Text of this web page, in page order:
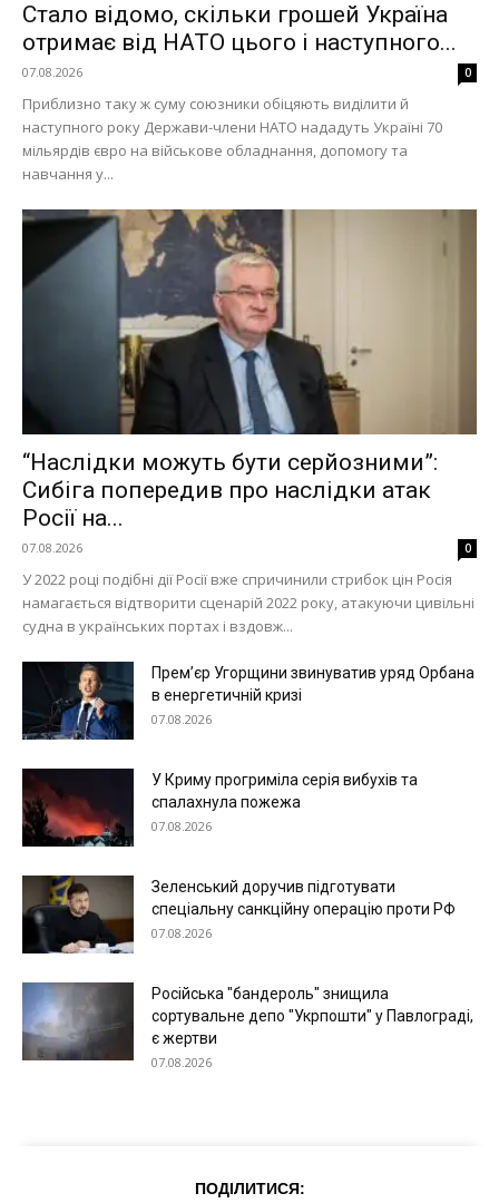
Меню
Економіка
Політика
Війна
Стало відомо, скільки грошей Україна
отримає від НАТО цього і наступного...
07.08.2026 0
Приблизно таку ж суму союзники обіцяють виділити й
наступного року Держави-члени НАТО нададуть Україні 70
мільярдів євро на військове обладнання, допомогу та
навчання у...
“Наслідки можуть бути серйозними”:
Сибіга попередив про наслідки атак
Росії на...
07.08.2026 0
У 2022 році подібні дії Росії вже спричинили стрибок цін Росія
намагається відтворити сценарій 2022 року, атакуючи цивільні
судна в українських портах і вздовж...
Прем’єр Угорщини звинуватив уряд Орбана
в енергетичній кризі
07.08.2026
У Криму прогриміла серія вибухів та
спалахнула пожежа
07.08.2026
Зеленський доручив підготувати
спеціальну санкційну операцію проти РФ
07.08.2026
Російська "бандероль" знищила
сортувальне депо "Укрпошти" у Павлограді,
є жертви
07.08.2026
ПОДІЛИТИСЯ: